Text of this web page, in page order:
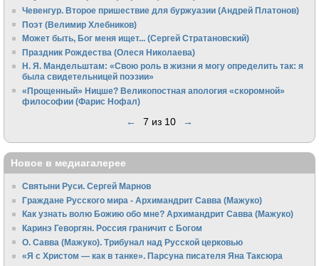
Чевенгур. Второе пришествие для буржуазии (Андрей Платонов)
Поэт (Велимир Хлебников)
Может быть, Бог меня ищет... (Сергей Стратановский)
Праздник Рождества (Олеся Николаева)
Н. Я. Мандельштам: «Свою pоль в жизни я могу опpеделить так: я
была свидетельницей поэзии»
«Прощенный» Ницше? Великопостная апология «скоромной»
философии (Фарис Нофал)
← 7 из 10 →
Новое в медиагалерее
Святыни Руси. Сергей Марнов
Граждане Русского мира - Архимандрит Савва (Мажуко)
Как узнать волю Божию обо мне? Архимандрит Савва (Мажуко)
Каринэ Геворгян. Россия граничит с Богом
О. Савва (Мажуко). Трибунал над Русской церковью
«Я с Христом — как в танке». Парсуна писателя Яна Таксюра